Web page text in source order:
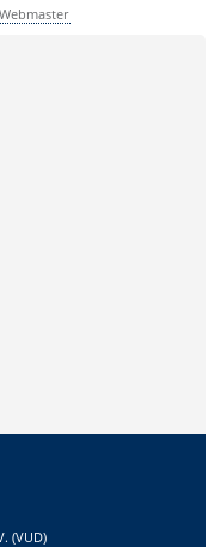
Webmaster
(VUD)